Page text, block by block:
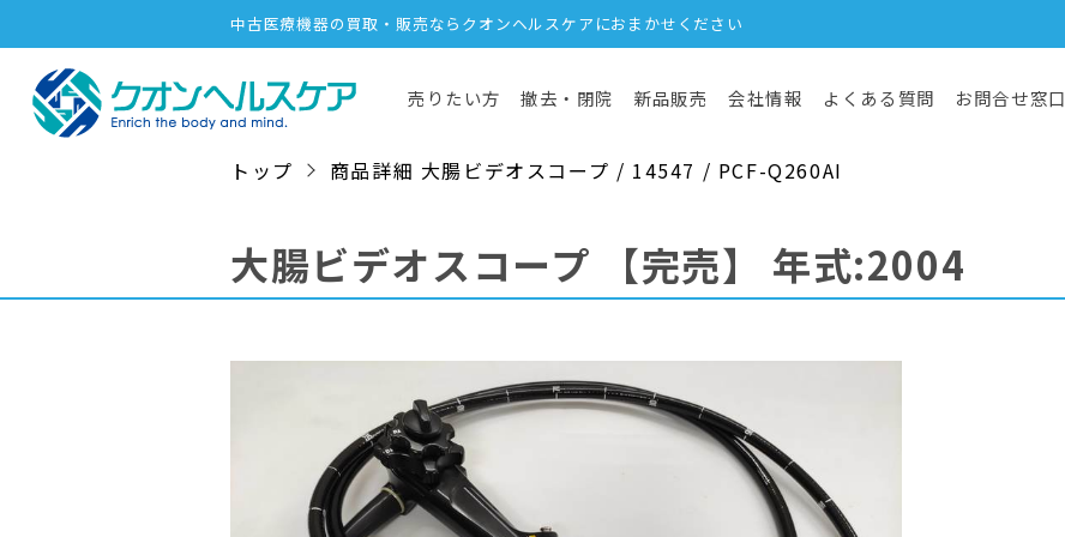
中古医療機器の買取・販売ならクオンヘルスケアにおまかせください
売りたい方 撤去・閉院 新品販売 会社情報 よくある質問 お問合せ窓口
トップ 商品詳細 大腸ビデオスコープ / 14547 / PCF-Q260AI
大腸ビデオスコープ 【完売】 年式:2004